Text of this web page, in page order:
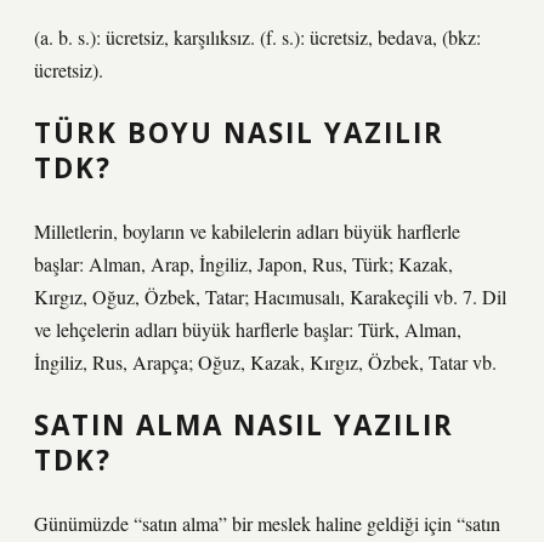
(a. b. s.): ücretsiz, karşılıksız. (f. s.): ücretsiz, bedava, (bkz:
ücretsiz).
TÜRK BOYU NASIL YAZILIR
TDK?
Milletlerin, boyların ve kabilelerin adları büyük harflerle
başlar: Alman, Arap, İngiliz, Japon, Rus, Türk; Kazak,
Kırgız, Oğuz, Özbek, Tatar; Hacımusalı, Karakeçili vb. 7. Dil
ve lehçelerin adları büyük harflerle başlar: Türk, Alman,
İngiliz, Rus, Arapça; Oğuz, Kazak, Kırgız, Özbek, Tatar vb.
SATIN ALMA NASIL YAZILIR
TDK?
Günümüzde “satın alma” bir meslek haline geldiği için “satın